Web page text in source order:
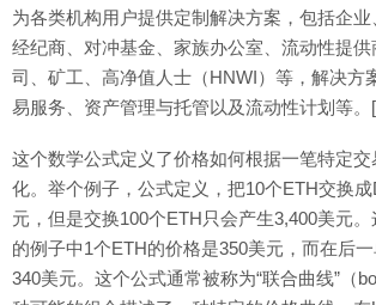
为各类机构用户提供定制解决方案，包括企业
经纪商、对冲基金、家族办公室、流动性提
司、矿工、高净值人士（HNWI）等，解决方
易服务、资产管理与托管以及流动性计划等。
这个数学公式定义了价格如何根据一笔特定
化。举个例子，公式定义，把10个ETH交换
元，但是交换100个ETH只会产生3,400美元
的例子中1个ETH的价格是350美元，而在后
340美元。这个公式通常被称为“联合曲线”（